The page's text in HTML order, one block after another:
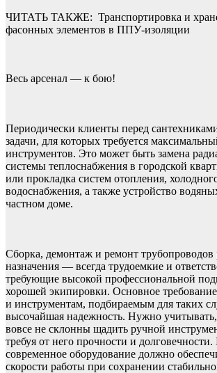
ЧИТАТЬ ТАКЖЕ: Транспортировка и
фасонных элементов в ППУ-изоляции
Весь арсенал — к бою!
Периодически клиенты перед
задачи, для которых требуется
инструментов. Это может быть замена
системы теплоснабжения в городской
или прокладка систем отопления,
водоснабжения, а также устройство
частном доме.
Сборка, демонтаж и ремонт трубопроводов
назначения — всегда трудоемкие и
требующие высокой профессиональной
хорошей экипировки. Основное
и инструментам, подбираемым для таких
высочайшая надежность. Нужно
вовсе не склонны щадить ручной
требуя от него прочности и
современное оборудование должно
скорости работы при сохранении